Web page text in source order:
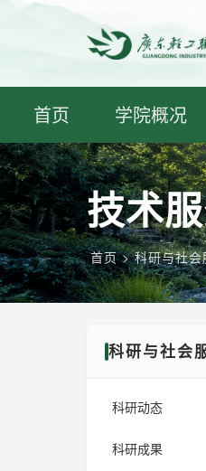
首页 学院概况
技术
首页>科研与社会
科研与社会
科研动态
科研成果